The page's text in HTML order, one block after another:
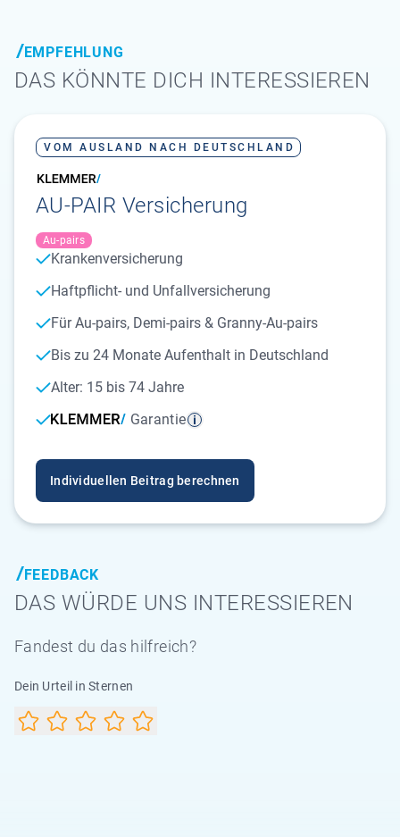
EMPFEHLUNG
DAS KÖNNTE DICH INTERESSIEREN
VOM AUSLAND NACH DEUTSCHLAND
AU-PAIR Versicherung
Au-pairs
Krankenversicherung
Haftpflicht- und Unfallversicherung
Für Au-pairs, Demi-pairs & Granny-Au-pairs
Bis zu 24 Monate Aufenthalt in Deutschland
Alter: 15 bis 74 Jahre
Garantie
Individuellen Beitrag berechnen
FEEDBACK
DAS WÜRDE UNS INTERESSIEREN
Fandest du das hilfreich?
Dein Urteil in Sternen